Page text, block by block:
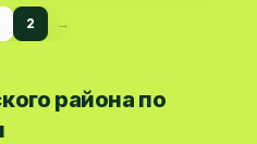
2 →
района по